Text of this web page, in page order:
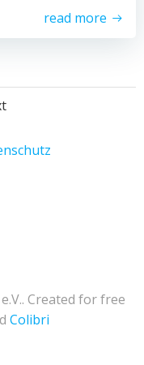
read more
Created for free
Colibri